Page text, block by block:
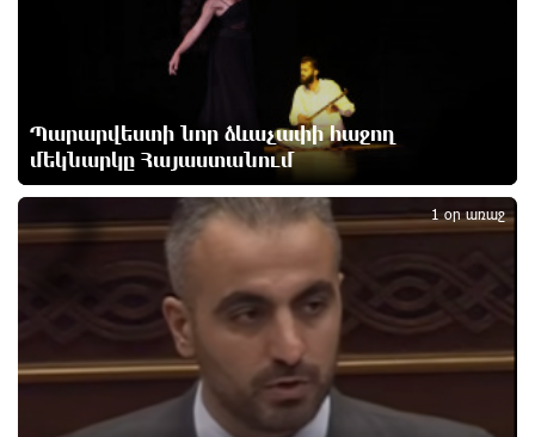
Սիցիլիայի օդանավակայանը փակվել է Էթնա
հրաբխի ժայթքման պատճառով
Հետվճարի փոխարեն՝ արժանապատիվ և ֆիքսված
թոշակ․ ինչու է գործող համակարգը սոցիալական
անարդարության խնդիր ստեղծում. Հրայր
Երևանի Կենտրոնում փոշու պարունակությունը
գրեթե ամբողջ շաբաթ գերազանցել է թույլատրելի
Պարարվեստի նոր ձևաչափի հաջող
մեկնարկը Հայաստանում
1 օր առաջ
2